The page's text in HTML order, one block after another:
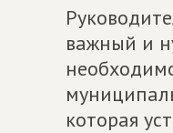
важный и
которая